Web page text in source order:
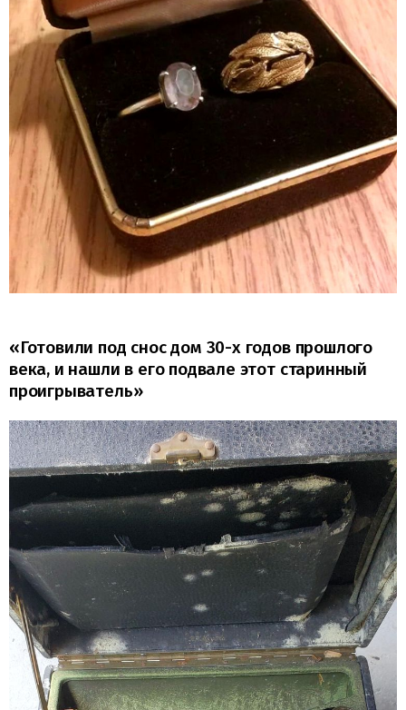
«Готовили под снос дом 30-х годов прошлого
века, и нашли в его подвале этот старинный
проигрыватель»